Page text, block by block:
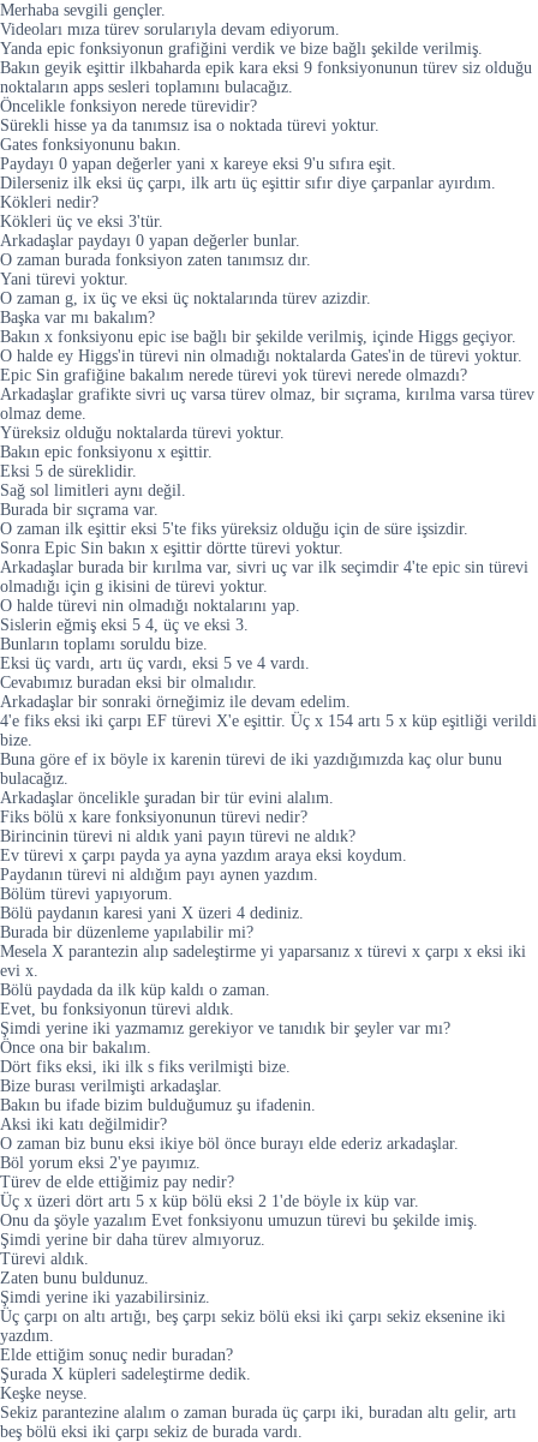
Merhaba sevgili gençler.
Videoları mıza türev sorularıyla devam ediyorum.
Yanda epic fonksiyonun grafiğini verdik ve bize bağlı şekilde verilmiş.
Bakın geyik eşittir ilkbaharda epik kara eksi 9 fonksiyonunun türev siz olduğu
noktaların apps sesleri toplamını bulacağız.
Öncelikle fonksiyon nerede türevidir?
Sürekli hisse ya da tanımsız isa o noktada türevi yoktur.
Gates fonksiyonunu bakın.
Paydayı 0 yapan değerler yani x kareye eksi 9'u sıfıra eşit.
Dilerseniz ilk eksi üç çarpı, ilk artı üç eşittir sıfır diye çarpanlar ayırdım.
Kökleri nedir?
Kökleri üç ve eksi 3'tür.
Arkadaşlar paydayı 0 yapan değerler bunlar.
O zaman burada fonksiyon zaten tanımsız dır.
Yani türevi yoktur.
O zaman g, ix üç ve eksi üç noktalarında türev azizdir.
Başka var mı bakalım?
Bakın x fonksiyonu epic ise bağlı bir şekilde verilmiş, içinde Higgs geçiyor.
O halde ey Higgs'in türevi nin olmadığı noktalarda Gates'in de türevi yoktur.
Epic Sin grafiğine bakalım nerede türevi yok türevi nerede olmazdı?
Arkadaşlar grafikte sivri uç varsa türev olmaz, bir sıçrama, kırılma varsa türev
olmaz deme.
Yüreksiz olduğu noktalarda türevi yoktur.
Bakın epic fonksiyonu x eşittir.
Eksi 5 de süreklidir.
Sağ sol limitleri aynı değil.
Burada bir sıçrama var.
O zaman ilk eşittir eksi 5'te fiks yüreksiz olduğu için de süre işsizdir.
Sonra Epic Sin bakın x eşittir dörtte türevi yoktur.
Arkadaşlar burada bir kırılma var, sivri uç var ilk seçimdir 4'te epic sin türevi
olmadığı için g ikisini de türevi yoktur.
O halde türevi nin olmadığı noktalarını yap.
Sislerin eğmiş eksi 5 4, üç ve eksi 3.
Bunların toplamı soruldu bize.
Eksi üç vardı, artı üç vardı, eksi 5 ve 4 vardı.
Cevabımız buradan eksi bir olmalıdır.
Arkadaşlar bir sonraki örneğimiz ile devam edelim.
4'e fiks eksi iki çarpı EF türevi X'e eşittir. Üç x 154 artı 5 x küp eşitliği verildi
bize.
Buna göre ef ix böyle ix karenin türevi de iki yazdığımızda kaç olur bunu
bulacağız.
Arkadaşlar öncelikle şuradan bir tür evini alalım.
Fiks bölü x kare fonksiyonunun türevi nedir?
Birincinin türevi ni aldık yani payın türevi ne aldık?
Ev türevi x çarpı payda ya ayna yazdım araya eksi koydum.
Paydanın türevi ni aldığım payı aynen yazdım.
Bölüm türevi yapıyorum.
Bölü paydanın karesi yani X üzeri 4 dediniz.
Burada bir düzenleme yapılabilir mi?
Mesela X parantezin alıp sadeleştirme yi yaparsanız x türevi x çarpı x eksi iki
evi x.
Bölü paydada da ilk küp kaldı o zaman.
Evet, bu fonksiyonun türevi aldık.
Şimdi yerine iki yazmamız gerekiyor ve tanıdık bir şeyler var mı?
Önce ona bir bakalım.
Dört fiks eksi, iki ilk s fiks verilmişti bize.
Bize burası verilmişti arkadaşlar.
Bakın bu ifade bizim bulduğumuz şu ifadenin.
Aksi iki katı değilmidir?
O zaman biz bunu eksi ikiye böl önce burayı elde ederiz arkadaşlar.
Böl yorum eksi 2'ye payımız.
Türev de elde ettiğimiz pay nedir?
Üç x üzeri dört artı 5 x küp bölü eksi 2 1'de böyle ix küp var.
Onu da şöyle yazalım Evet fonksiyonu umuzun türevi bu şekilde imiş.
Şimdi yerine bir daha türev almıyoruz.
Türevi aldık.
Zaten bunu buldunuz.
Şimdi yerine iki yazabilirsiniz.
Üç çarpı on altı artığı, beş çarpı sekiz bölü eksi iki çarpı sekiz eksenine iki
yazdım.
Elde ettiğim sonuç nedir buradan?
Şurada X küpleri sadeleştirme dedik.
Keşke neyse.
Sekiz parantezine alalım o zaman burada üç çarpı iki, buradan altı gelir, artı
beş bölü eksi iki çarpı sekiz de burada vardı.